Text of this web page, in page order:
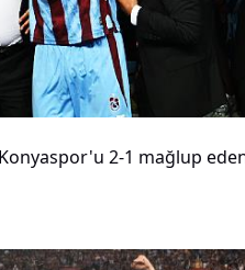
2-1 mağlup